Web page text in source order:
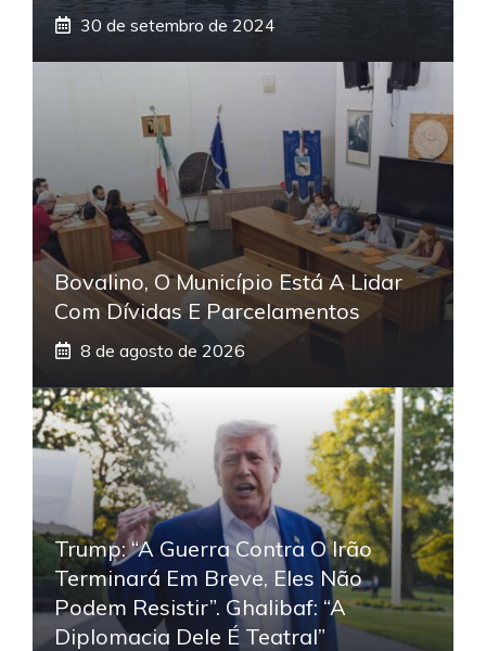
30 de setembro de 2024
Bovalino, O Município Está A Lidar
Com Dívidas E Parcelamentos
8 de agosto de 2026
Trump: “A Guerra Contra O Irão
Terminará Em Breve, Eles Não
Podem Resistir”. Ghalibaf: “A
Diplomacia Dele É Teatral”